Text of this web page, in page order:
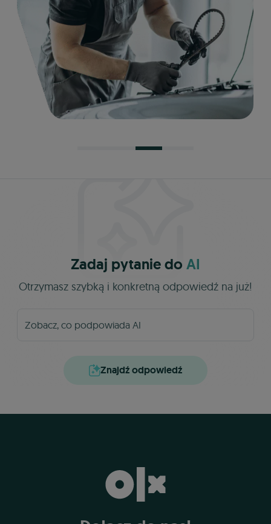
Zadaj pytanie do AI
Otrzymasz szybką i konkretną odpowiedź na już!
Znajdź odpowiedź